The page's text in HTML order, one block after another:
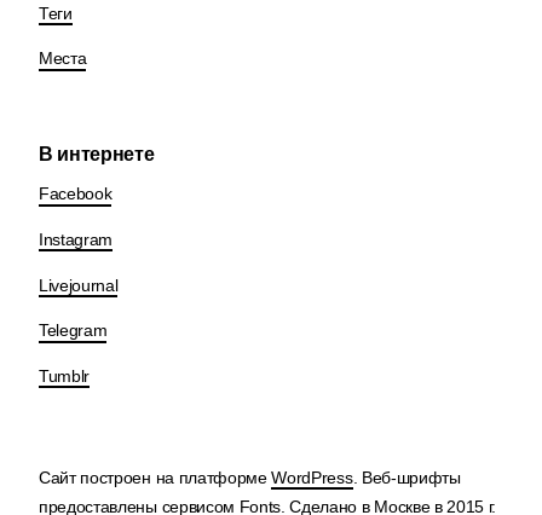
Теги
Места
В интернете
Facebook
Instagram
Livejournal
Telegram
Tumblr
Сайт построен на платформеWordPress. Веб-шрифты
предоставлены сервисом Fonts . Сделано в Москве в 2015 г.